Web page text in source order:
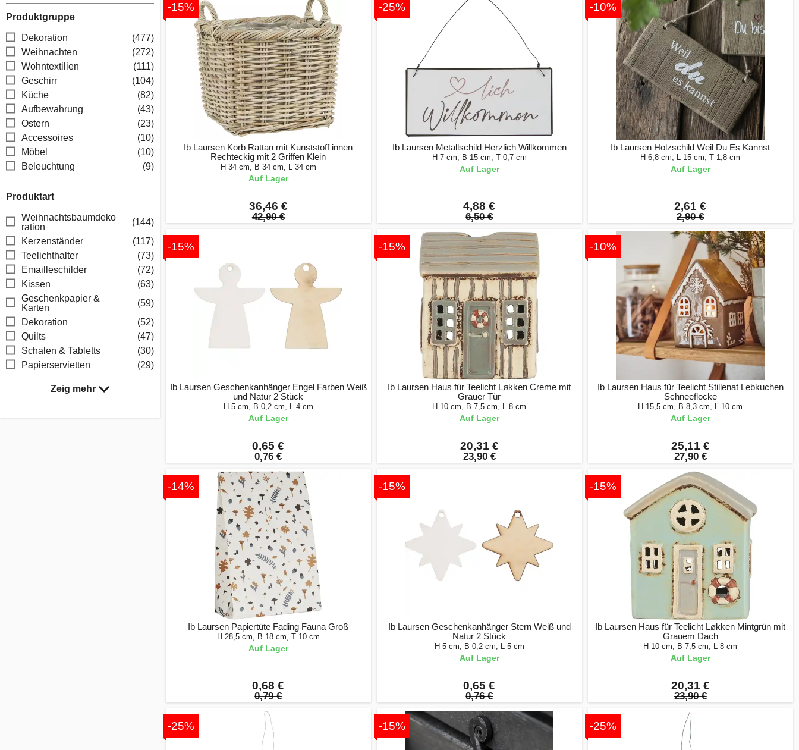
Produktgruppe
Dekoration
(477)
Weihnachten
(272)
Wohntextilien
(111)
Geschirr
(104)
Küche
(82)
Aufbewahrung
(43)
Ostern
(23)
Accessoires
(10)
Möbel
(10)
Beleuchtung
(9)
Produktart
Weihnachtsbaumdeko
ration
(144)
Kerzenständer
(117)
Teelichthalter
(73)
Emailleschilder
(72)
Kissen
(63)
Geschenkpapier &
Karten
(59)
Dekoration
(52)
Quilts
(47)
Schalen & Tabletts
(30)
Papierservietten
(29)
Zeig mehr
-15%
Ib Laursen Korb Rattan mit Kunststoff innen
Rechteckig mit 2 Griffen Klein
H 34 cm, B 34 cm, L 34 cm
Auf Lager
36,46 €
42,90 €
-25%
Ib Laursen Metallschild Herzlich Willkommen
H 7 cm, B 15 cm, T 0,7 cm
Auf Lager
4,88 €
6,50 €
-10%
Ib Laursen Holzschild Weil Du Es Kannst
H 6,8 cm, L 15 cm, T 1,8 cm
Auf Lager
2,61 €
2,90 €
-15%
Ib Laursen Geschenkanhänger Engel Farben Weiß
und Natur 2 Stück
H 5 cm, B 0,2 cm, L 4 cm
Auf Lager
0,65 €
0,76 €
-15%
Ib Laursen Haus für Teelicht Løkken Creme mit
Grauer Tür
H 10 cm, B 7,5 cm, L 8 cm
Auf Lager
20,31 €
23,90 €
-10%
Ib Laursen Haus für Teelicht Stillenat Lebkuchen
Schneeflocke
H 15,5 cm, B 8,3 cm, L 10 cm
Auf Lager
25,11 €
27,90 €
-14%
Ib Laursen Papiertüte Fading Fauna Groß
H 28,5 cm, B 18 cm, T 10 cm
Auf Lager
0,68 €
0,79 €
-15%
Ib Laursen Geschenkanhänger Stern Weiß und
Natur 2 Stück
H 5 cm, B 0,2 cm, L 5 cm
Auf Lager
0,65 €
0,76 €
-15%
Ib Laursen Haus für Teelicht Løkken Mintgrün mit
Grauem Dach
H 10 cm, B 7,5 cm, L 8 cm
Auf Lager
20,31 €
23,90 €
-25% -15% -25%